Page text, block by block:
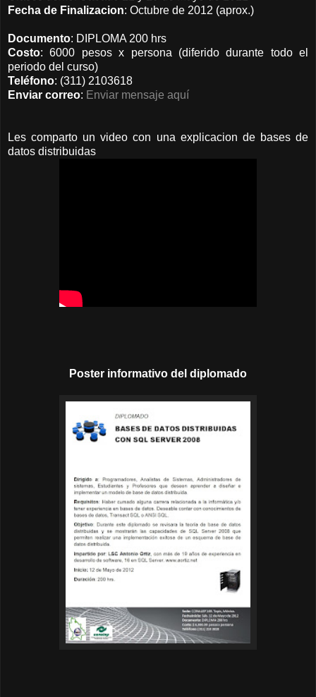
Fecha de Finalizacion: Octubre de 2012 (aprox.)
Documento: DIPLOMA 200 hrs
Costo: 6000 pesos x persona (diferido durante todo el
periodo del curso)
Teléfono: (311) 2103618
Enviar correo: Enviar mensaje aquí
Les comparto un video con una explicacion de bases de
datos distribuidas
Poster informativo del diplomado